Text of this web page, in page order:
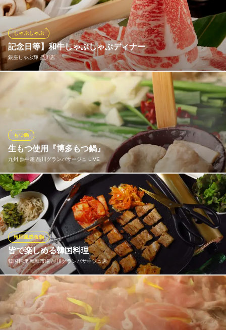
東京都港区港南2-3-28 第3協和ビル2F
キャベツは手でちぎり、食感を残すのがこだわり。〆のちゃんぽ
んまで絶品です。
もつきむ 品川港南口店
博多もつ鍋＆貸切OK
ＪＲ品川駅港南口 徒歩1分
東京都港区港南2-2-4
記念日等】和牛しゃぶしゃぶディナー
銀座しゃぶ輝 品川店
しゃぶしゃぶ
神戸牛・松阪牛・近江牛の黒毛和牛しゃぶしゃぶが人気。誕生
日・記念日等にサプライズ◆デザートプレートサービス◆３大黒
毛和牛の食べ比べが楽しめるSETは≪8,500円～≫食べ放題・飲み
放題あり★産直野菜と”見たことのない”珍しいきのこも種類豊富。
一頭買いによりリーズナブルにご利用いただけます。
銀座しゃぶ輝 品川店
品川 個室 和牛
ＪＲ品川駅 徒歩2分
東京都港区港南2-16-1 品川イーストワンタワー1F
生もつ使用『博多もつ鍋』
九州 熱中屋 品川グランパサージュ LIVE
もつ鍋
選べる3種のスープで頂くぷりっぷりのもつ鍋！ 【豚骨とすりお
ろし野菜の濃厚スープ】コクがありながらも脂っぽさを感じさせ
ないまろやかな口当たり。 【塩スープ】野菜の甘みと相性抜群！
さっぱりとした味の中にも深いコクがあります。 【醤油スープ】
もつ鍋の王道。大豆のコクとうまみを生かした醤油味。
九州 熱中屋 品川グランパサージュ LIVE
品川 九州 居酒屋
ＪＲ品川駅 徒歩5分
東京都港区港南2-16-5 NBF品川タワーB1 グランパサージュ2
皆で楽しめる韓国料理
韓国料理 韓韓市場 品川グランパサージュ店
韓国風鉄板鍋
4種の味付けから楽しめる「サムギョプサル」や、ビールとの相性
抜群の「韓国もっちゃん焼」、スタミナ満点の「韓国もつ鍋」
「プデチゲ」と皆で楽しめる韓国グルメが充実！